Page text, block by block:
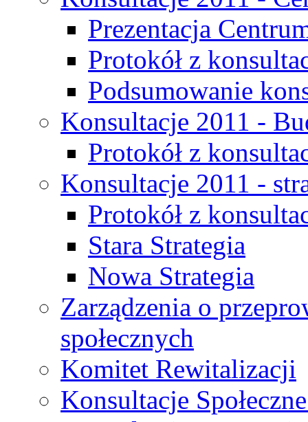
Prezentacja
Protokół z
Podsumowanie
Konsultacje 2011 -
Protokół z
Konsultacje 2011 -
Protokół z
Stara Strategia
Nowa Strategia
Zarządzenia o
społecznych
Komitet Rewitalizacji
Konsultacje